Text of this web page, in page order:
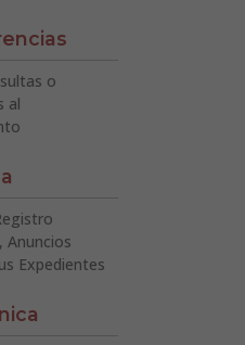
o
al
Anuncios
Expedientes